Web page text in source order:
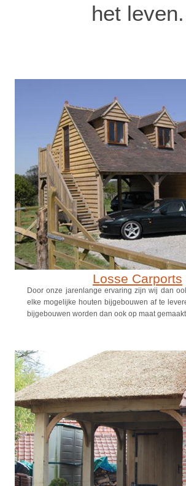
het leven.
Losse Carports
Door onze jarenlange ervaring zijn wij dan
elke mogelijke houten bijgebouwen af te
bijgebouwen worden dan ook op maat gemaakt